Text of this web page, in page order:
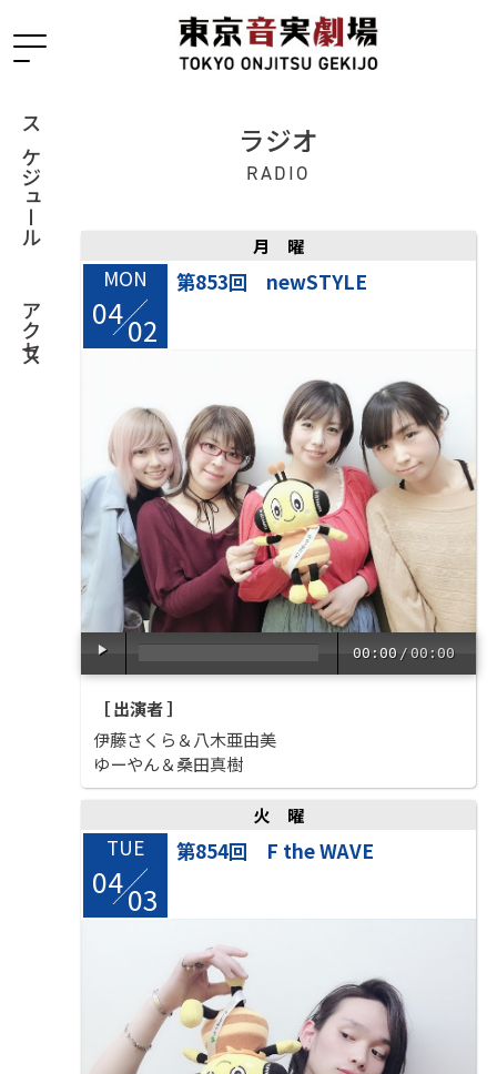
スケジュール
アクセス
ラジオ
RADIO
月曜
MON
0402
第853回 newSTYLE
00:00 /00:00
［ 出演者 ］
伊藤さくら＆八木亜由美
ゆーやん＆桑田真樹
火曜
TUE
0403
第854回 F the WAVE